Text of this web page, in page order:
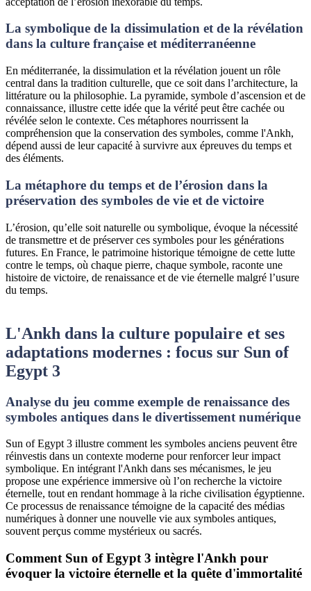
La symbolique de la dissimulation et de la révélation
dans la culture française et méditerranéenne
En méditerranée, la dissimulation et la révélation jouent un rôle
central dans la tradition culturelle, que ce soit dans l’architecture, la
littérature ou la philosophie. La pyramide, symbole d’ascension et de
connaissance, illustre cette idée que la vérité peut être cachée ou
révélée selon le contexte. Ces métaphores nourrissent la
compréhension que la conservation des symboles, comme l'Ankh,
dépend aussi de leur capacité à survivre aux épreuves du temps et
des éléments.
La métaphore du temps et de l’érosion dans la
préservation des symboles de vie et de victoire
L’érosion, qu’elle soit naturelle ou symbolique, évoque la nécessité
de transmettre et de préserver ces symboles pour les générations
futures. En France, le patrimoine historique témoigne de cette lutte
contre le temps, où chaque pierre, chaque symbole, raconte une
histoire de victoire, de renaissance et de vie éternelle malgré l’usure
du temps.
L'Ankh dans la culture populaire et ses
adaptations modernes : focus sur Sun of
Egypt 3
Analyse du jeu comme exemple de renaissance des
symboles antiques dans le divertissement numérique
Sun of Egypt 3 illustre comment les symboles anciens peuvent être
réinvestis dans un contexte moderne pour renforcer leur impact
symbolique. En intégrant l'Ankh dans ses mécanismes, le jeu
propose une expérience immersive où l’on recherche la victoire
éternelle, tout en rendant hommage à la riche civilisation égyptienne.
Ce processus de renaissance témoigne de la capacité des médias
numériques à donner une nouvelle vie aux symboles antiques,
souvent perçus comme mystérieux ou sacrés.
Comment Sun of Egypt 3 intègre l'Ankh pour
évoquer la victoire éternelle et la quête d'immortalité